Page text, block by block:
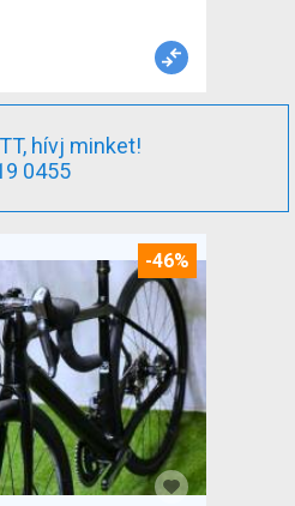
hívj minket!
0455
-46%